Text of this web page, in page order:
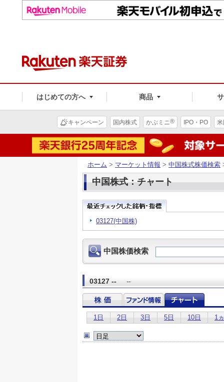
はじめての方へ 商品
キャンペーン 国内株式 かぶミニ® IPO・PO
ホーム > マーケット情報 > 中国株式株価検索
中国株式：チャート
03127(中国株)